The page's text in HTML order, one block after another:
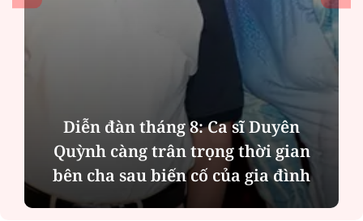
Diễn đàn tháng 8: Ca sĩ Duyên
Quỳnh càng trân trọng thời gian
bên cha sau biến cố của gia đình